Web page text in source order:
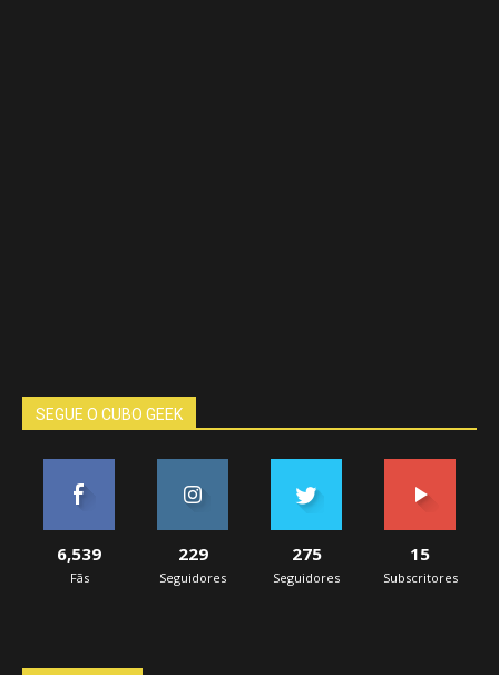
SEGUE O CUBO GEEK
6,539
Fãs
229
Seguidores
275
Seguidores
15
Subscritores